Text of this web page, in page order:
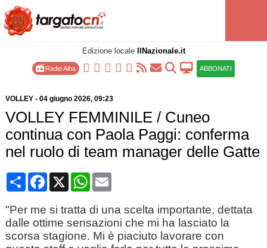
Edizione locale IlNazionale.it
Radio Alba ABBONATI
VOLLEY- 04 giugno 2026, 09:23
VOLLEY FEMMINILE / Cuneo
continua con Paola Paggi: conferma
nel ruolo di team manager delle Gatte
CondividiFacebook
X WhatsApp
Email
"Per me si tratta di una scelta importante, dettata
dalle ottime sensazioni che mi ha lasciato la
scorsa stagione. Mi è piaciuto lavorare con